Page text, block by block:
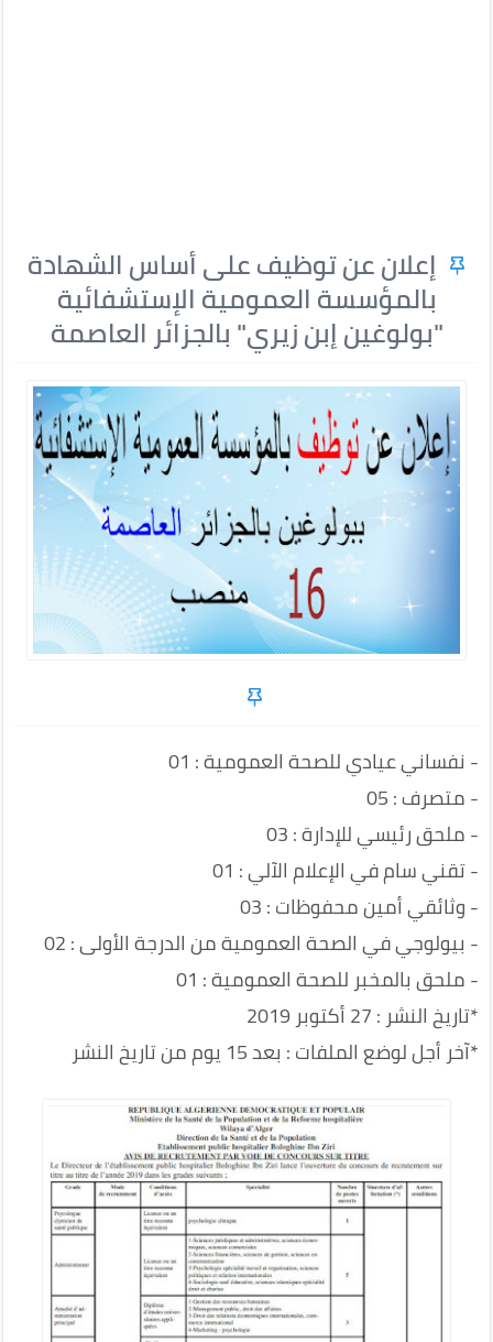
إعلان عن توظيف على أساس الشهادة
بالمؤسسة العمومية الإستشفائية
"بولوغين إبن زيري" بالجزائر العاصمة
- نفساني عيادي للصحة العمومية : 01
- متصرف : 05
- ملحق رئيسي للإدارة : 03
- تقني سام في الإعلام الآلي : 01
- وثائقي أمين محفوظات : 03
- بيولوجي في الصحة العمومية من الدرجة الأولى : 02
- ملحق بالمخبر للصحة العمومية : 01
*تاريخ النشر : 27 أكتوبر 2019
*آخر أجل لوضع الملفات : بعد 15 يوم من تاريخ النشر